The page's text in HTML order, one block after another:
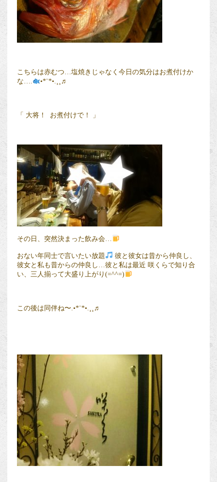
こちらは赤むつ…塩焼きじゃなく今日の気分はお煮付けか
な….
•*¨*•.¸¸♬
「 大将！ お煮付けで！ 」
その日、突然決まった飲み会…
おない年同士で言いたい放題
彼と彼女は昔から仲良し、
彼女と私も昔からの仲良し…彼と私は最近 咲くらで知り合
い、三人揃って大盛り上がり(=^^=)
この後は同伴ね〜.•*¨*•.¸¸♬